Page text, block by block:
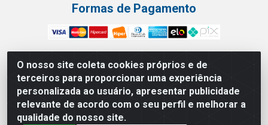
O nosso site coleta cookies próprios e de
terceiros para proporcionar uma experiência
personalizada ao usuário, apresentar publicidade
relevante de acordo com o seu perfil e melhorar a
qualidade do nosso site.
Formas de Pagamento
RBL Distribuidora Distribuidora Gomes LTDA - Rua
Maximiano Barreto, 940 - Barroso, Fortaleza/CE - CEP:
60863-260 - CNPJ 05.461.276/0001-90